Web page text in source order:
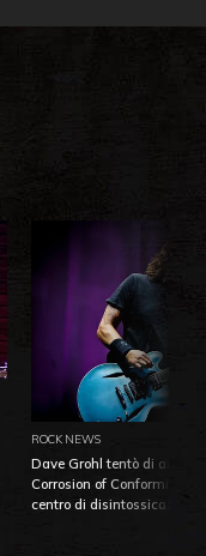
ROCK NEWS
Dave Grohl tentò di
Corrosion of Conformity
centro di